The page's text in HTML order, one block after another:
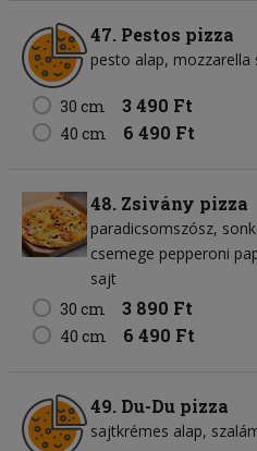
47. Pestos pizza
pesto alap mozzarella
30 cm 3 490 Ft
40 cm 6 490 Ft
48. Zsivány pizza
paradicsomszósz
csemege pepperoni
sajt
30 cm
3 890 Ft
40 cm 6 490 Ft
49. Du-Du pizza
sajtkrémes alap